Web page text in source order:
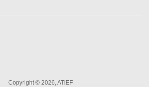
Copyright © 2026, ATIEF